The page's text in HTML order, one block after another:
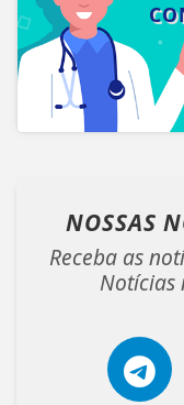
NOSSAS
Receba as
Notícias